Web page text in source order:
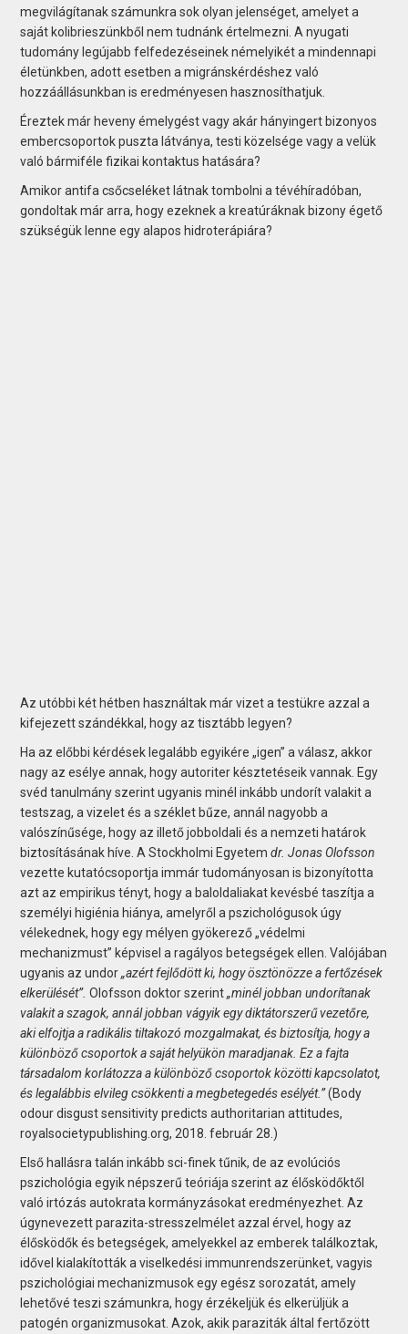
megvilágítanak számunkra sok olyan jelenséget, amelyet a
saját kolibrieszünkből nem tudnánk értelmezni. A nyugati
tudomány legújabb felfedezéseinek némelyikét a mindennapi
életünkben, adott esetben a migránskérdéshez való
hozzáállásunkban is eredményesen hasznosíthatjuk.
Éreztek már heveny émelygést vagy akár hányingert bizonyos
embercsoportok puszta látványa, testi közelsége vagy a velük
való bármiféle fizikai kontaktus hatására?
Amikor antifa csőcseléket látnak tombolni a tévéhíradóban,
gondoltak már arra, hogy ezeknek a kreatúráknak bizony égető
szükségük lenne egy alapos hidroterápiára?
Az utóbbi két hétben használtak már vizet a testükre azzal a
kifejezett szándékkal, hogy az tisztább legyen?
Ha az előbbi kérdések legalább egyikére „igen” a válasz, akkor
nagy az esélye annak, hogy autoriter késztetéseik vannak. Egy
svéd tanulmány szerint ugyanis minél inkább undorít valakit a
testszag, a vizelet és a széklet bűze, annál nagyobb a
valószínűsége, hogy az illető jobboldali és a nemzeti határok
biztosításának híve. A Stockholmi Egyetemdr. Jonas Olofsson
vezette kutatócsoportja immár tudományosan is bizonyította
azt az empirikus tényt, hogy a baloldaliakat kevésbé taszítja a
személyi higiénia hiánya, amelyről a pszichológusok úgy
vélekednek, hogy egy mélyen gyökerező „védelmi
mechanizmust” képvisel a ragályos betegségek ellen. Valójában
ugyanis az undor„azért fejlődött ki, hogy ösztönözze a fertőzések
elkerülését”.Olofsson doktor szerint„minél jobban undorítanak
valakit a szagok, annál jobban vágyik egy diktátorszerű vezetőre,
aki elfojtja a radikális tiltakozó mozgalmakat, és biztosítja, hogy a
különböző csoportok a saját helyükön maradjanak. Ez a fajta
társadalom korlátozza a különböző csoportok közötti kapcsolatot,
és legalábbis elvileg csökkenti a megbetegedés esélyét.”(Body
odour disgust sensitivity predicts authoritarian attitudes,
royalsocietypublishing.org, 2018. február 28.)
Első hallásra talán inkább sci-finek tűnik, de az evolúciós
pszichológia egyik népszerű teóriája szerint az élősködőktől
való irtózás autokrata kormányzásokat eredményezhet. Az
úgynevezett parazita-stressz­elmélet azzal érvel, hogy az
élősködők és betegségek, amelyekkel az emberek találkoztak,
idővel kialakították a viselkedési immunrendszerünket, vagyis
pszichológiai mechanizmusok egy egész sorozatát, amely
lehetővé teszi számunkra, hogy érzékeljük és elkerüljük a
patogén organizmusokat. Azok, akik paraziták által fertőzött